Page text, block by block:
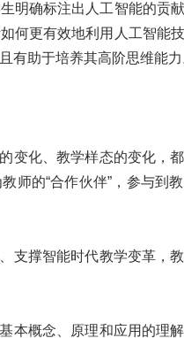
明确标注出人工智能的贡
何更有效地利用人工智能
有助于培养其高阶思维能力
变化、教学样态的变化，
师的“合作伙伴”，参与到
支撑智能时代教学变革，
本概念、原理和应用的理